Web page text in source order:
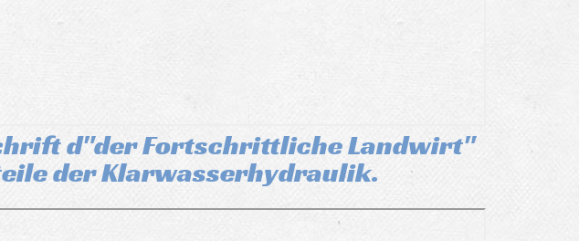
d"der Fortschrittliche Landwirt"
der Klarwasserhydraulik.